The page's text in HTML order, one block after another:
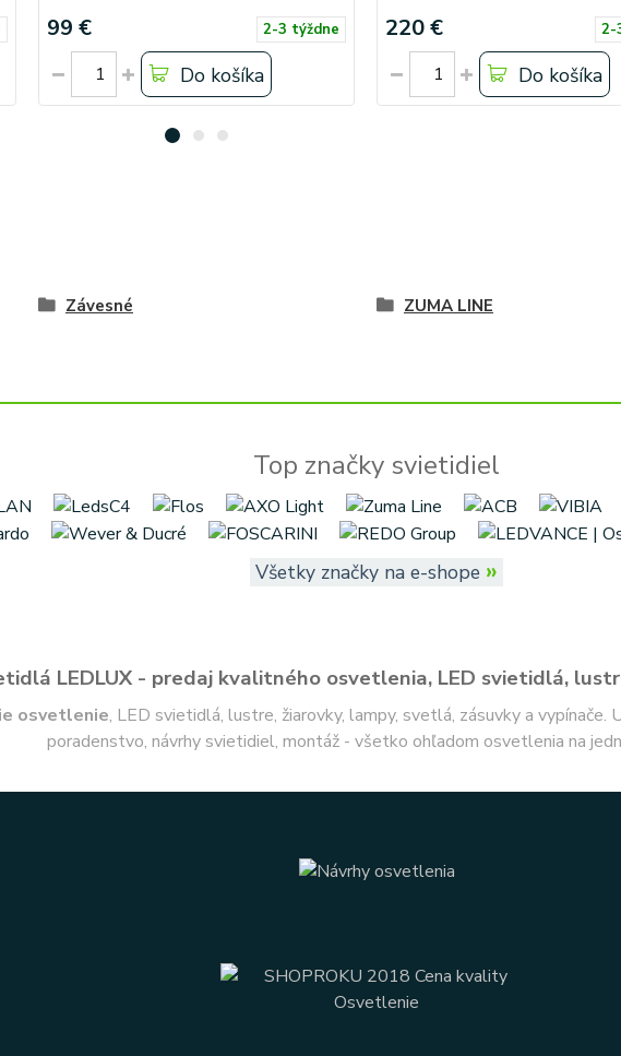
99 € 2-3 týždne
Do košíka
220 € 2-
Do košíka
Závesné ZUMA LINE
Top značky svietidiel
Všetky značky na e-shope »
LEDLUX - predaj kvalitného osvetlenia, LED svietidlá,
osvetlenie, LED svietidlá, lustre, žiarovky, lampy, svetlá, zásuvky a
poradenstvo, návrhy svietidiel, montáž - všetko ohľadom osvetlenia na